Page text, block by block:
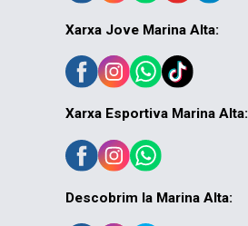
Xarxa Jove Marina Alta:
Xarxa Esportiva Marina Alta:
Descobrim la Marina Alta: